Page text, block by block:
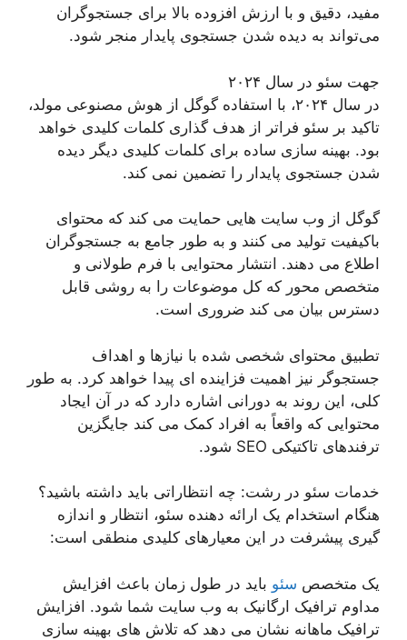
مفید، دقیق و با ارزش افزوده بالا برای جستجوگران
می‌تواند به دیده شدن جستجوی پایدار منجر شود.
جهت سئو در سال ۲۰۲۴
در سال ۲۰۲۴، با استفاده گوگل از هوش مصنوعی مولد،
تاکید بر سئو فراتر از هدف گذاری کلمات کلیدی خواهد
بود. بهینه سازی ساده برای کلمات کلیدی دیگر دیده
شدن جستجوی پایدار را تضمین نمی کند.
گوگل از وب سایت هایی حمایت می کند که محتوای
باکیفیت تولید می کنند و به طور جامع به جستجوگران
اطلاع می دهند. انتشار محتوایی با فرم طولانی و
متخصص محور که کل موضوعات را به روشی قابل
دسترس بیان می کند ضروری است.
تطبیق محتوای شخصی شده با نیازها و اهداف
جستجوگر نیز اهمیت فزاینده ای پیدا خواهد کرد. به طور
کلی، این روند به دورانی اشاره دارد که در آن ایجاد
محتوایی که واقعاً به افراد کمک می کند جایگزین
ترفندهای تاکتیکی SEO شود.
خدمات سئو در رشت: چه انتظاراتی باید داشته باشید؟
هنگام استخدام یک ارائه دهنده سئو، انتظار و اندازه
گیری پیشرفت در این معیارهای کلیدی منطقی است:
یک متخصص سئو باید در طول زمان باعث افزایش
مداوم ترافیک ارگانیک به وب سایت شما شود. افزایش
ترافیک ماهانه نشان می دهد که تلاش های بهینه سازی